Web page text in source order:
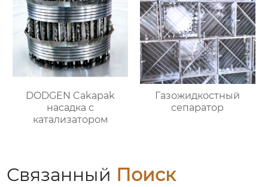
DODGEN Cakapak
насадка с
катализатором
Газожидкостный
сепаратор
Связанный Поиск